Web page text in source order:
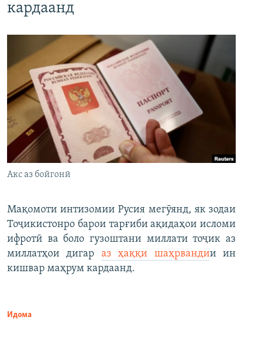
кардаанд
Акс аз бойгонӣ
Мақомоти интизомии Русия мегӯянд, як зодаи
Тоҷикистонро барои тарғиби ақидаҳои исломи
ифротӣ ва боло гузоштани миллати тоҷик аз
миллатҳои дигар аз ҳаққи шаҳрвандии ин
кишвар маҳрум кардаанд.
Идома